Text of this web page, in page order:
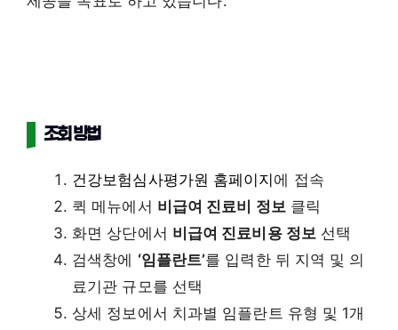
조회 방법
건강보험심사평가원 홈페이지 에 접속
퀵 메뉴에서 비급여 진료비 정보클릭
화면 상단에서 비급여 진료비용 정보선택
검색창에 ‘임플란트’를 입력한 뒤 지역 및 의
료기관 규모를 선택
상세 정보에서 치과별 임플란트 유형 및 1개